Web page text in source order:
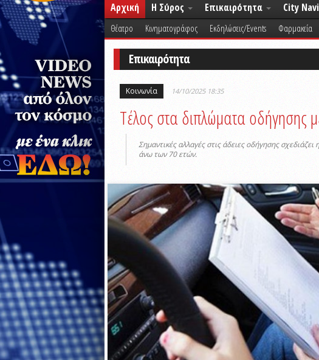
Αρχική Η Σύρος Επικαιρότητα City
Θέατρο Κινηματογράφος Εκδηλώσεις/Events Φαρμακεία
Επικαιρότητα
Κοινωνία 14/10/2025 18:35
Τέλος στα διπλώματα οδήγησης
Σημαντικές αλλαγές στις άδειες οδήγησης
άνω των 70 ετών.